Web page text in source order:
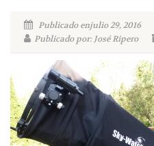
Publicado enjulio 29, 2016
Publicado por: José Ripero